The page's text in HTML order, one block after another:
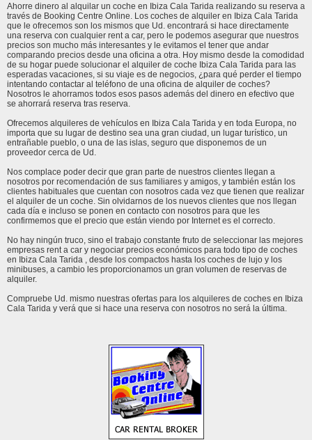
Ahorre dinero al alquilar un coche en Ibiza Cala Tarida realizando su reserva a
través de Booking Centre Online. Los coches de alquiler en Ibiza Cala Tarida
que le ofrecemos son los mismos que Ud. encontrará si hace directamente
una reserva con cualquier rent a car, pero le podemos asegurar que nuestros
precios son mucho más interesantes y le evitamos el tener que andar
comparando precios desde una oficina a otra. Hoy mismo desde la comodidad
de su hogar puede solucionar el alquiler de coche Ibiza Cala Tarida para las
esperadas vacaciones, si su viaje es de negocios, ¿para qué perder el tiempo
intentando contactar al teléfono de una oficina de alquiler de coches?
Nosotros le ahorramos todos esos pasos además del dinero en efectivo que
se ahorrará reserva tras reserva.
Ofrecemos alquileres de vehículos en Ibiza Cala Tarida y en toda Europa, no
importa que su lugar de destino sea una gran ciudad, un lugar turístico, un
entrañable pueblo, o una de las islas, seguro que disponemos de un
proveedor cerca de Ud.
Nos complace poder decir que gran parte de nuestros clientes llegan a
nosotros por recomendación de sus familiares y amigos, y también están los
clientes habituales que cuentan con nosotros cada vez que tienen que realizar
el alquiler de un coche. Sin olvidarnos de los nuevos clientes que nos llegan
cada día e incluso se ponen en contacto con nosotros para que les
confirmemos que el precio que están viendo por Internet es el correcto.
No hay ningún truco, sino el trabajo constante fruto de seleccionar las mejores
empresas rent a car y negociar precios económicos para todo tipo de coches
en Ibiza Cala Tarida , desde los compactos hasta los coches de lujo y los
minibuses, a cambio les proporcionamos un gran volumen de reservas de
alquiler.
Compruebe Ud. mismo nuestras ofertas para los alquileres de coches en Ibiza
Cala Tarida y verá que si hace una reserva con nosotros no será la última.